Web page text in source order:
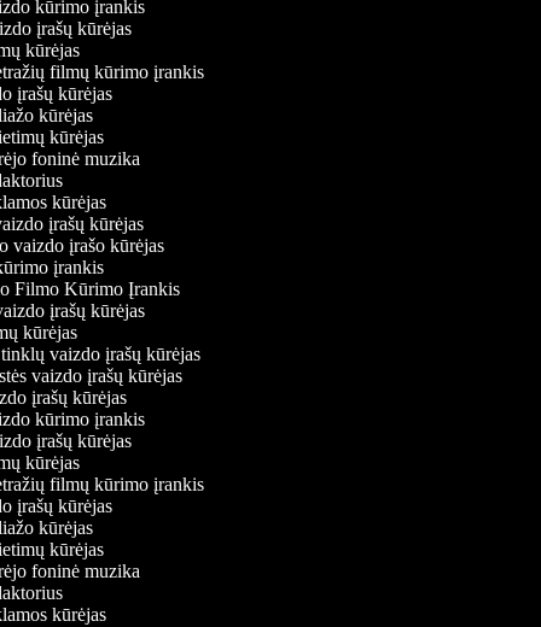
kūrimo įrankis
įrašų kūrėjas
kūrėjas
filmų kūrimo įrankis
įrašų kūrėjas
kūrėjas
kūrėjas
foninė muzika
kūrėjas
įrašų kūrėjas
vaizdo įrašo kūrėjas
įrankis
Filmo Kūrimo Įrankis
įrašų kūrėjas
kūrėjas
tinklų vaizdo įrašų kūrėjas
vaizdo įrašų kūrėjas
įrašų kūrėjas
kūrimo įrankis
įrašų kūrėjas
kūrėjas
filmų kūrimo įrankis
įrašų kūrėjas
kūrėjas
kūrėjas
foninė muzika
kūrėjas